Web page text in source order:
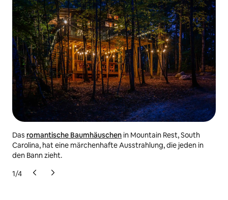
Das romantische Baumhäuschen in Mountain Rest, South
Carolina, hat eine märchenhafte Ausstrahlung, die jeden in
den Bann zieht.
1/4